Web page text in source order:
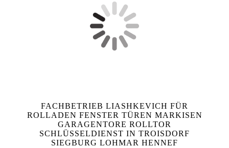
FACHBETRIEB LIASHKEVICH FÜR
ROLLADEN FENSTER TÜREN MARKISEN
GARAGENTORE ROLLTOR
SCHLÜSSELDIENST IN TROISDORF
SIEGBURG LOHMAR HENNEF